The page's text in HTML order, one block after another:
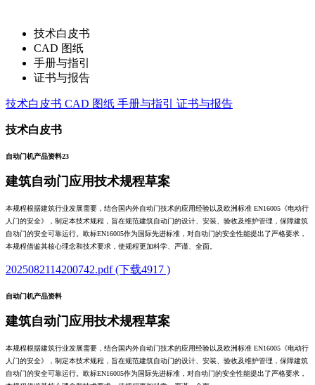
技术白皮书
CAD 图纸
手册与指引
证书与报告
技术白皮书 CAD 图纸 手册与指引 证书与报告
技术白皮书
自动门机产品资料23
建筑自动门应用技术规程草案
本规程根据建筑行业发展需要，结合国内外自动门技术的应用经验以及欧洲标准 EN16005《电动行
人门的安全》，制定本技术规程，旨在规范建筑自动门的设计、安装、验收及维护管理，保障建筑
自动门的安全可靠运行。欧标EN16005作为国际先进标准，对自动门的安全性能提出了严格要求，
本规程借鉴其核心理念和技术要求，使规程更加科学、严谨、全面。
2025082114200742.pdf (下载4917 )
自动门机产品资料
建筑自动门应用技术规程草案
本规程根据建筑行业发展需要，结合国内外自动门技术的应用经验以及欧洲标准 EN16005《电动行
人门的安全》，制定本技术规程，旨在规范建筑自动门的设计、安装、验收及维护管理，保障建筑
自动门的安全可靠运行。欧标EN16005作为国际先进标准，对自动门的安全性能提出了严格要求，